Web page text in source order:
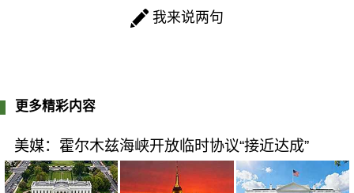
我来说两句
更多精彩内容
美媒：霍尔木兹海峡开放临时协议“接近达成”